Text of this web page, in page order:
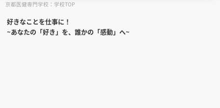
見学会WEB手引書
京都医健専門学校：学校TOP
好きなことを仕事に！
~あなたの「好き」を、誰かの「感動」へ~